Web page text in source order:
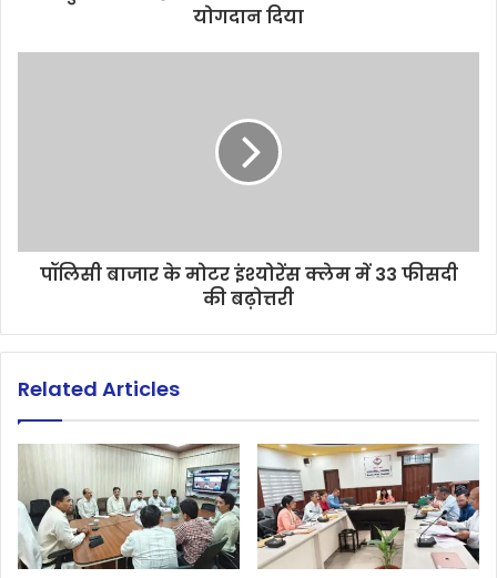
योगदान दिया
पॉलिसी बाजार के मोटर इंश्योरेंस क्लेम में 33 फीसदी
की बढ़ोत्तरी
Related Articles